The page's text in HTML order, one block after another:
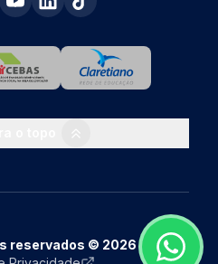
reservados © 2026